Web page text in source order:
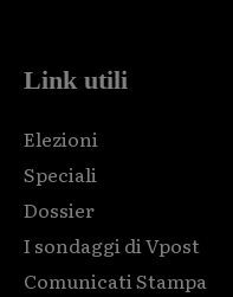
Link utili
Elezioni
Speciali
Dossier
I sondaggi di Vpost
Comunicati Stampa